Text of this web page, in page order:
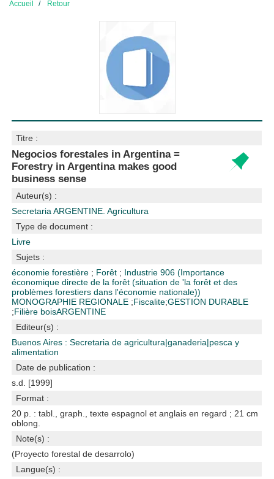
Accueil Retour
Titre :
Negocios forestales in Argentina =
Forestry in Argentina makes good
business sense
Auteur(s) :
Secretaria ARGENTINE. Agricultura
Type de document :
Livre
Sujets :
économie forestière ; Forêt ; Industrie906 (Importance
économique directe de la forêt (situation de 'la forêt et des
problèmes forestiers dans l'économie nationale))
MONOGRAPHIE REGIONALE ;Fiscalite;GESTION DURABLE
;Filière boisARGENTINE
Editeur(s) :
Buenos Aires : Secretaria de agricultura|ganaderia|pesca y
alimentation
Date de publication :
s.d. [1999]
Format :
20 p. : tabl., graph., texte espagnol et anglais en regard ; 21 cm
oblong.
Note(s) :
(Proyecto forestal de desarrolo)
Langue(s) :